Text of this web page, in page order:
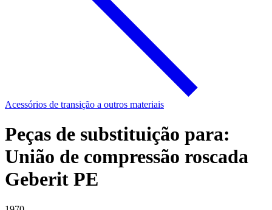
Acessórios de transição a outros materiais
Peças de substituição para:
União de compressão roscada
Geberit PE